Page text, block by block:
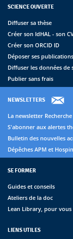
SCIENCE OUVERTE
Diffuser sa thèse
Créer son IdHAL - son
Créer son ORCID ID
Déposer ses
Diffuser les données de
Publier sans frais
NEWSLETTERS
La newsletter Recherche
S'abonner aux alertes
Bulletin des nouvelles
Dépêches APM et
SE FORMER
Guides et conseils
Ateliers de la doc
Lean Library, pour
LIENS UTILES